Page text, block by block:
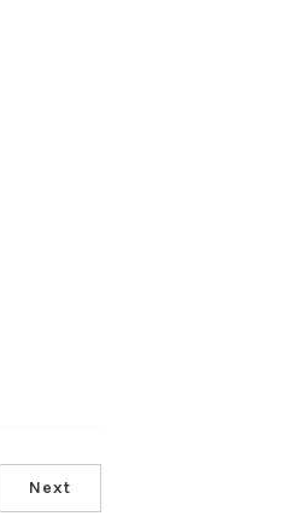
Next